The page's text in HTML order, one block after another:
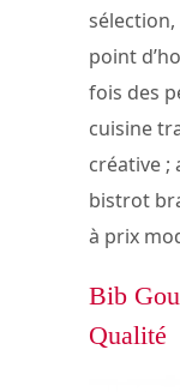
point
fois des
cuisine
créative ;
bistrot
à prix
Bib
Qualité